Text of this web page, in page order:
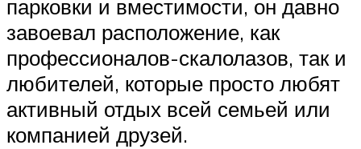
парковки и вместимости, он давно
завоевал расположение, как
профессионалов-скалолазов, так и
любителей, которые просто любят
активный отдых всей семьей или
компанией друзей.